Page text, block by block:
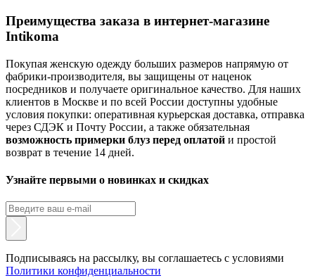
Преимущества заказа в интернет-магазине
Intikoma
Покупая женскую одежду больших размеров напрямую от
фабрики-производителя, вы защищены от наценок
посредников и получаете оригинальное качество. Для наших
клиентов в Москве и по всей России доступны удобные
условия покупки: оперативная курьерская доставка, отправка
через СДЭК и Почту России, а также обязательная
возможность примерки блуз перед оплатой и простой
возврат в течение 14 дней.
Узнайте первыми о новинках и скидках
Подписываясь на рассылку, вы соглашаетесь с условиями
Политики конфиденциальности